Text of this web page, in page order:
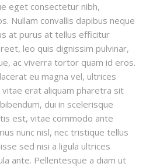
eget consectetur nibh,
Nullam convallis dapibus neque
at purus at tellus efficitur
leo quis dignissim pulvinar,
ac viverra tortor quam id eros.
eu magna vel, ultrices
vitae erat aliquam pharetra sit
dui in scelerisque
est, vitae commodo ante
nunc nisl, nec tristique tellus
sed nisi a ligula ultrices
ante. Pellentesque a diam ut